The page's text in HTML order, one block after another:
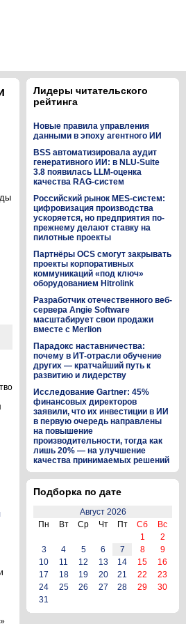
Лидеры читательского
рейтинга
Новые правила управления
данными в эпоху агентного ИИ
BSS автоматизировала аудит
генеративного ИИ: в NLU-Suite
3.8 появилась LLM-оценка
качества RAG-систем
Российский рынок MES-систем:
цифровизация производства
ускоряется, но предприятия по-
прежнему делают ставку на
пилотные проекты
Партнёры OCS смогут закрывать
проекты корпоративных
коммуникаций «под ключ»
оборудованием Hitrolink
Разработчик отечественного веб-
сервера Angie Software
масштабирует свои продажи
вместе с Merlion
Парадокс наставничества:
почему в ИТ-отрасли обучение
других — кратчайший путь к
развитию и лидерству
Исследование Gartner: 45%
финансовых директоров
заявили, что их инвестиции в ИИ
в первую очередь направлены
на повышение
производительности, тогда как
лишь 20% — на улучшение
качества принимаемых решений
Подборка по дате
Август 2026
Пн
Вт Ср Чт Пт Сб
Вс
1
2
3
4 5 6 7 8
9
10
11 12 13 14 15
16
17
18 19 20 21 22
23
24
25 26 27 28 29
30
31